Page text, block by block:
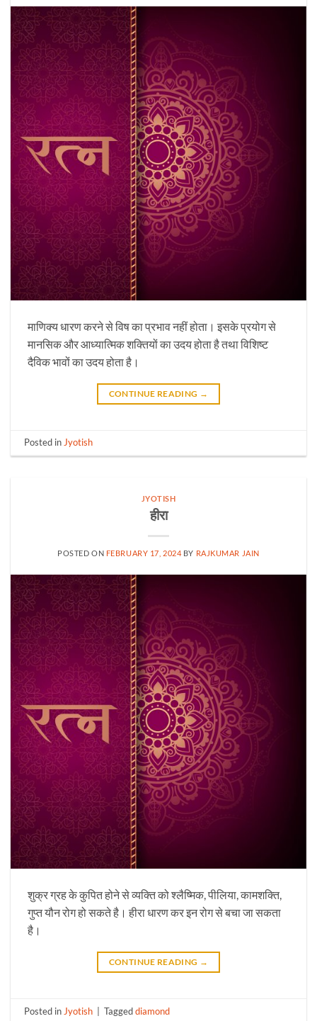
माणिक्य धारण करने से विष का प्रभाव नहीं होता। इसके प्रयोग से
मानसिक और आध्यात्मिक शक्तियों का उदय होता है तथा विशिष्ट
दैविक भावों का उदय होता है।
CONTINUE READING →
Posted inJyotish
JYOTISH
हीरा
POSTED ON FEBRUARY 17, 2024 BY RAJKUMAR JAIN
शुक्र ग्रह के कुपित होने से व्यक्ति को श्लैष्मिक, पीलिया, कामशक्ति,
गुप्त यौन रोग हो सकते है। हीरा धारण कर इन रोग से बचा जा सकता
है।
CONTINUE READING →
Posted in Jyotish Taggeddiamond